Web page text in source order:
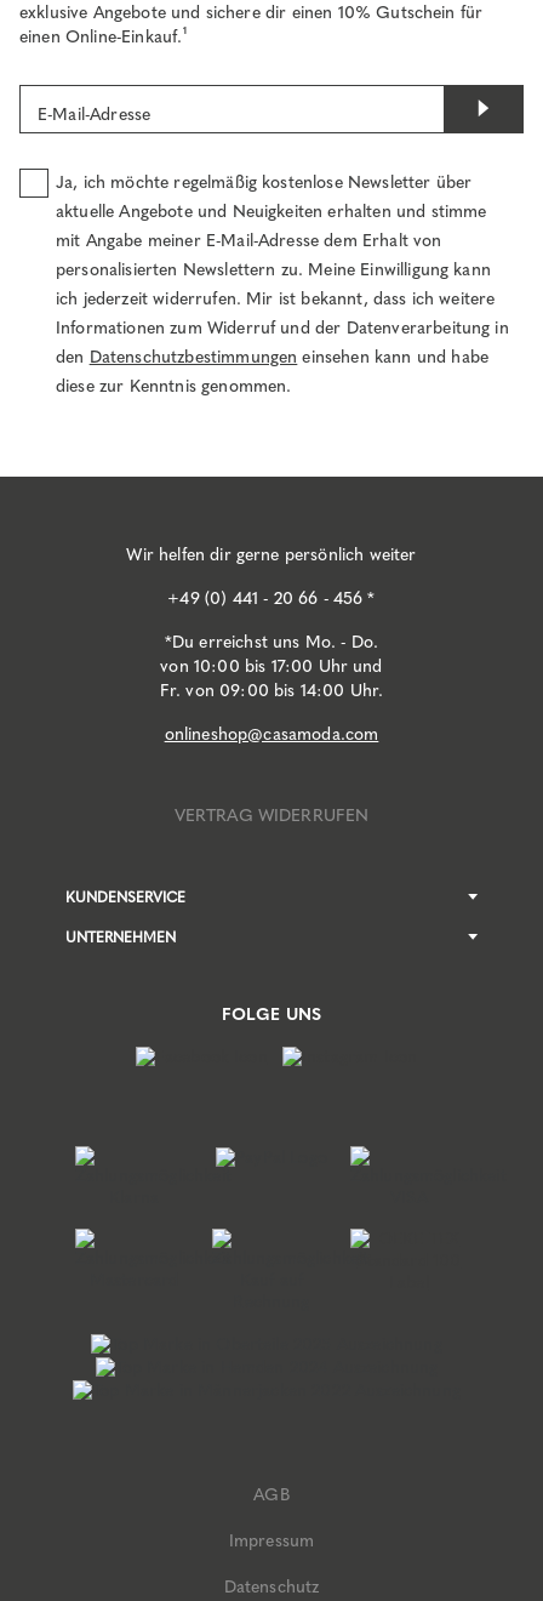
exklusive Angebote und sichere dir einen 10% Gutschein für
einen Online-Einkauf.¹
E-Mail-Adresse
Ja, ich möchte regelmäßig kostenlose Newsletter über
aktuelle Angebote und Neuigkeiten erhalten und stimme
mit Angabe meiner E-Mail-Adresse dem Erhalt von
personalisierten Newslettern zu. Meine Einwilligung kann
ich jederzeit widerrufen. Mir ist bekannt, dass ich weitere
Informationen zum Widerruf und der Datenverarbeitung in
den Datenschutzbestimmungen einsehen kann und habe
diese zur Kenntnis genommen.
Wir helfen dir gerne persönlich weiter
+49 (0) 441 - 20 66 - 456 *
*Du erreichst uns Mo. - Do.
von 10:00 bis 17:00 Uhr und
Fr. von 09:00 bis 14:00 Uhr.
onlineshop@casamoda.com
VERTRAG WIDERRUFEN
KUNDENSERVICE
UNTERNEHMEN
FOLGE UNS
AGB
Impressum
Datenschutz